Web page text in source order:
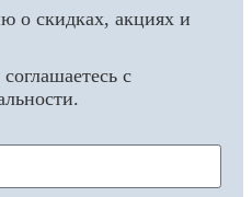
о скидках, акциях и
с